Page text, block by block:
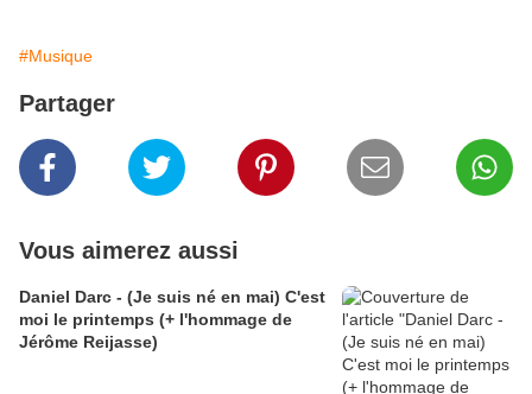
#Musique
Partager
Vous aimerez aussi
Daniel Darc - (Je suis né en mai) C'est
moi le printemps (+ l'hommage de
Jérôme Reijasse)